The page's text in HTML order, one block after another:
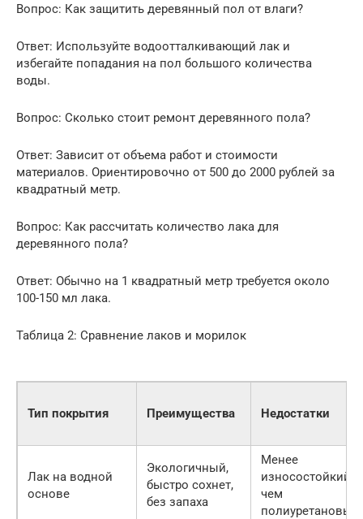
Вопрос: Как защитить деревянный пол от влаги?
Ответ: Используйте водоотталкивающий лак и
избегайте попадания на пол большого количества
воды.
Вопрос: Сколько стоит ремонт деревянного пола?
Ответ: Зависит от объема работ и стоимости
материалов. Ориентировочно от 500 до 2000 рублей за
квадратный метр.
Вопрос: Как рассчитать количество лака для
деревянного пола?
Ответ: Обычно на 1 квадратный метр требуется около
100-150 мл лака.
Таблица 2: Сравнение лаков и морилок
Тип покрытия Преимущества Недостатки
Лак на водной
основе
Экологичный,
быстро сохнет,
без запаха
Менее
износостойкий,
чем
полиуретановый